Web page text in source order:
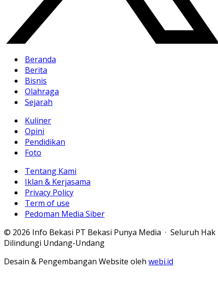
Beranda
Berita
Bisnis
Olahraga
Sejarah
Kuliner
Opini
Pendidikan
Foto
Tentang Kami
Iklan & Kerjasama
Privacy Policy
Term of use
Pedoman Media Siber
© 2026 Info Bekasi PT Bekasi Punya Media · Seluruh Hak
Dilindungi Undang-Undang
Desain & Pengembangan Website oleh webi.id